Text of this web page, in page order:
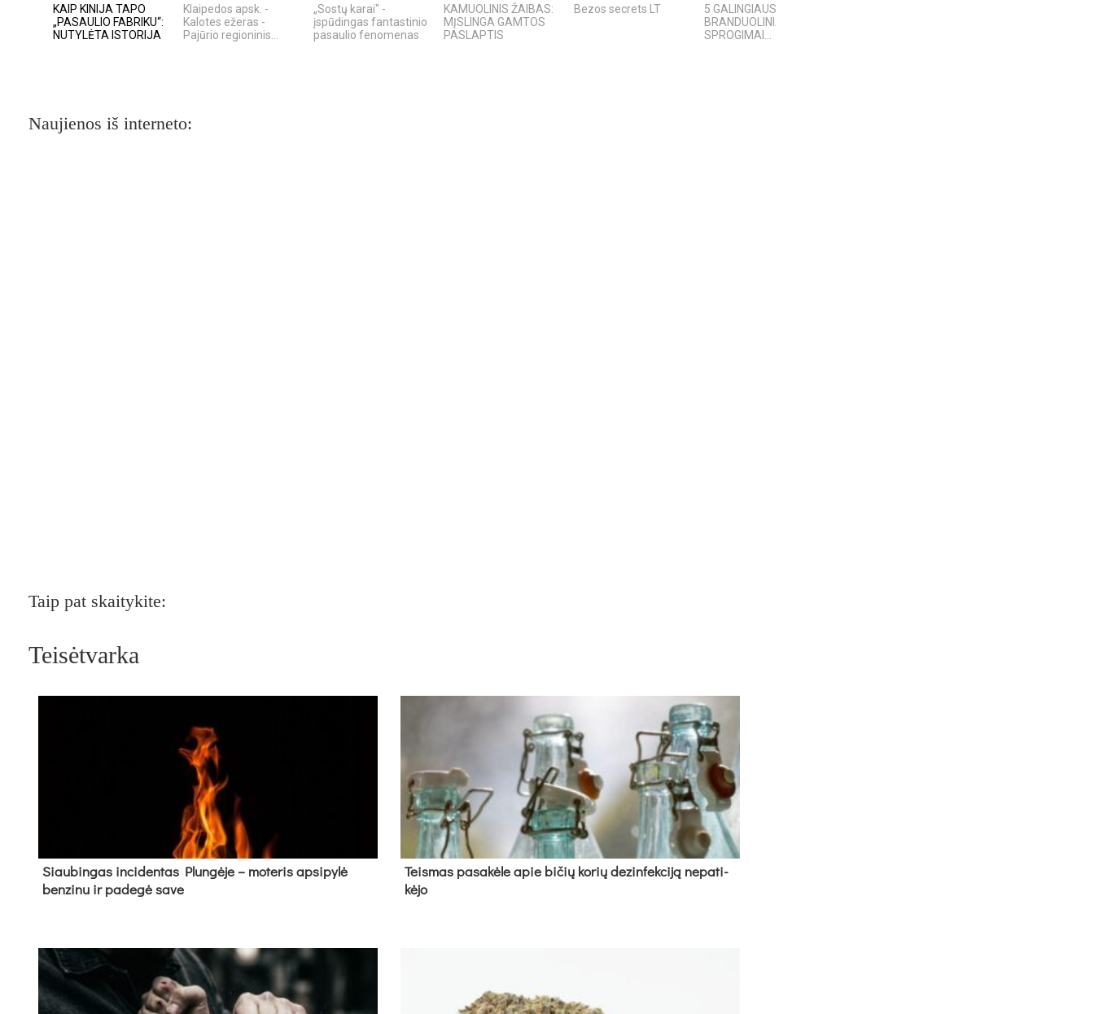
KAIP KINIJA TAPO
„PASAULIO FABRIKU“:
NUTYLĖTA ISTORIJA
Klaipedos apsk. -
Kalotes ežeras -
Pajūrio regioninis...
„Sostų karai" -
įspūdingas fantastinio
pasaulio fenomenas
KAMUOLINIS ŽAIBAS:
MĮSLINGA GAMTOS
PASLAPTIS
Bezos secrets LT
5 GALINGIAUSI
BRANDUOLINIAI
SPROGIMAI...
Naujienos iš interneto:
Taip pat skaitykite:
Teisėtvarka
Siau­bin­gas in­ci­den­tas Plun­gė­je – mo­te­ris ap­si­py­lė
ben­zi­nu ir pa­de­gė sa­ve
Teis­mas pa­sa­kė­le apie bi­čių ko­rių de­zin­fek­ci­ją ne­pa­ti­
kė­jo